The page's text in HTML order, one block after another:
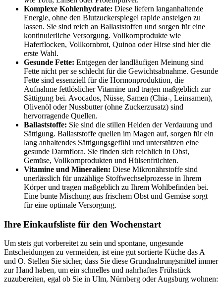
Komplexe Kohlenhydrate: Diese liefern langanhaltende
Energie, ohne den Blutzuckerspiegel rapide ansteigen zu
lassen. Sie sind reich an Ballaststoffen und sorgen für eine
kontinuierliche Versorgung. Vollkornprodukte wie
Haferflocken, Vollkornbrot, Quinoa oder Hirse sind hier die
erste Wahl.
Gesunde Fette: Entgegen der landläufigen Meinung sind
Fette nicht per se schlecht für die Gewichtsabnahme. Gesunde
Fette sind essenziell für die Hormonproduktion, die
Aufnahme fettlöslicher Vitamine und tragen maßgeblich zur
Sättigung bei. Avocados, Nüsse, Samen (Chia-, Leinsamen),
Olivenöl oder Nussbutter (ohne Zuckerzusatz) sind
hervorragende Quellen.
Ballaststoffe: Sie sind die stillen Helden der Verdauung und
Sättigung. Ballaststoffe quellen im Magen auf, sorgen für ein
lang anhaltendes Sättigungsgefühl und unterstützen eine
gesunde Darmflora. Sie finden sich reichlich in Obst,
Gemüse, Vollkornprodukten und Hülsenfrüchten.
Vitamine und Mineralien: Diese Mikronährstoffe sind
unerlässlich für unzählige Stoffwechselprozesse in Ihrem
Körper und tragen maßgeblich zu Ihrem Wohlbefinden bei.
Eine bunte Mischung aus frischem Obst und Gemüse sorgt
für eine optimale Versorgung.
Ihre Einkaufsliste für den Wochenstart
Um stets gut vorbereitet zu sein und spontane, ungesunde
Entscheidungen zu vermeiden, ist eine gut sortierte Küche das A
und O. Stellen Sie sicher, dass Sie diese Grundnahrungsmittel immer
zur Hand haben, um ein schnelles und nahrhaftes Frühstück
zuzubereiten, egal ob Sie in Ulm, Nürnberg oder Augsburg wohnen: